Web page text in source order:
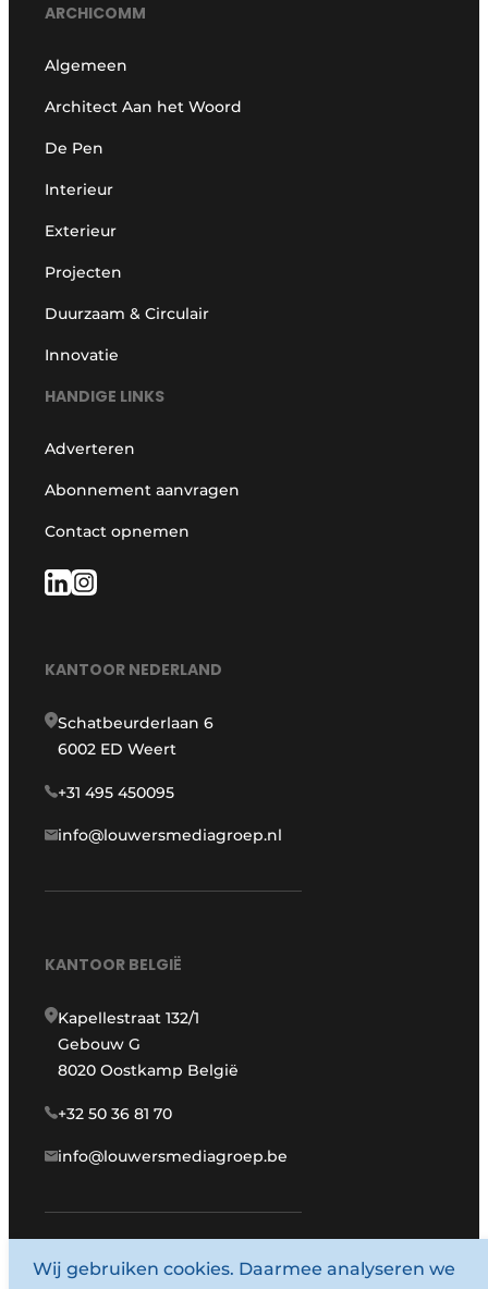
ARCHICOMM
Algemeen
Architect Aan het Woord
De Pen
Interieur
Exterieur
Projecten
Duurzaam & Circulair
Innovatie
HANDIGE LINKS
Adverteren
Abonnement aanvragen
Contact opnemen
KANTOOR NEDERLAND
Schatbeurderlaan 6
6002 ED Weert
+31 495 450095
info@louwersmediagroep.nl
KANTOOR BELGIË
Kapellestraat 132/1
Gebouw G
8020 Oostkamp België
+32 50 36 81 70
info@louwersmediagroep.be
www.louwersmediagroep.com
Wij gebruiken cookies. Daarmee analyseren we